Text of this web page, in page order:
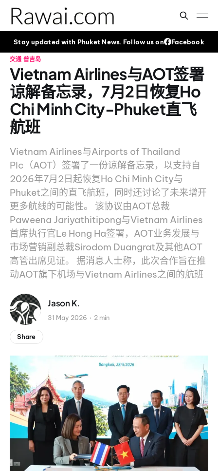
Stay updated with Phuket News. Follow us on Facebook
交通 普吉岛
Vietnam Airlines与AOT签署
谅解备忘录，7月2日恢复Ho
Chi Minh City-Phuket直飞
航班
Vietnam Airlines与Airports of Thailand
Plc（AOT）签署了一份谅解备忘录，以支持自
2026年7月2日起恢复Ho Chi Minh City与
Phuket之间的直飞航班，同时还讨论了未来增开
更多航线的可能性。 该协议由AOT总裁
Paweena Jariyathitipong与Vietnam Airlines
首席执行官Le Hong Ha签署，AOT业务发展与
市场营销副总裁Sirodom Duangrat及其他AOT
高管出席见证。 据消息人士称，此次合作旨在推
动AOT旗下机场与Vietnam Airlines之间的航班
Jason K.
31 May 2026 2 min
Share